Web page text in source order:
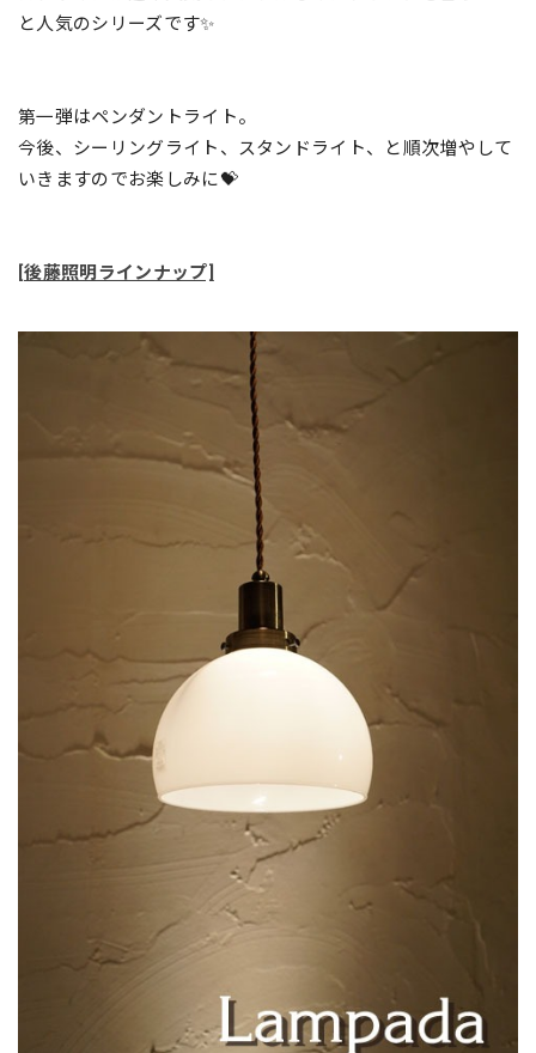
と人気のシリーズです✨
第一弾はペンダントライト。
今後、シーリングライト、スタンドライト、と順次増やして
いきますのでお楽しみに💝
[後藤照明ラインナップ]